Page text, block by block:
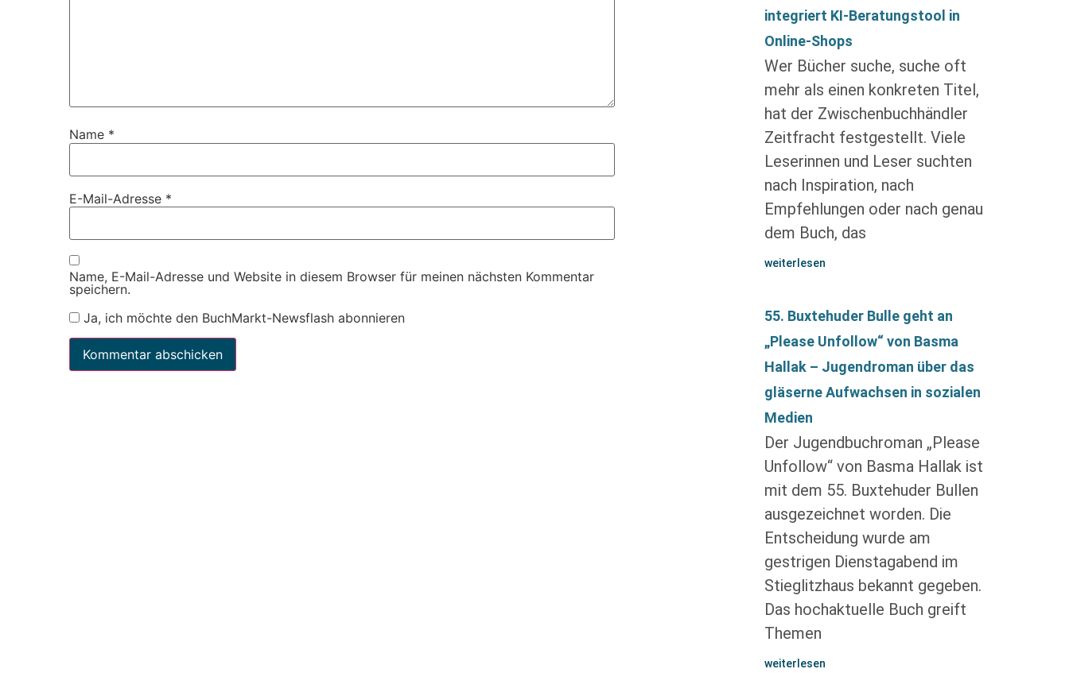
Name *
E-Mail-Adresse *
Name, E-Mail-Adresse und Website in diesem Browser für meinen nächsten Kommentar
speichern.
Ja, ich möchte den BuchMarkt-Newsflash abonnieren
integriert KI-Beratungstool in
Online-Shops
Wer Bücher suche, suche oft
mehr als einen konkreten Titel,
hat der Zwischenbuchhändler
Zeitfracht festgestellt. Viele
Leserinnen und Leser suchten
nach Inspiration, nach
Empfehlungen oder nach genau
dem Buch, das
weiterlesen
55. Buxtehuder Bulle geht an
„Please Unfollow“ von Basma
Hallak – Jugendroman über das
gläserne Aufwachsen in sozialen
Medien
Der Jugendbuchroman „Please
Unfollow“ von Basma Hallak ist
mit dem 55. Buxtehuder Bullen
ausgezeichnet worden. Die
Entscheidung wurde am
gestrigen Dienstagabend im
Stieglitzhaus bekannt gegeben.
Das hochaktuelle Buch greift
Themen
weiterlesen